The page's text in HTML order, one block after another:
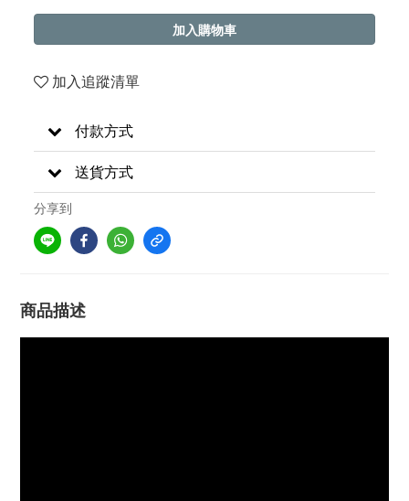
加入購物車
加入追蹤清單
付款方式
送貨方式
分享到
商品描述